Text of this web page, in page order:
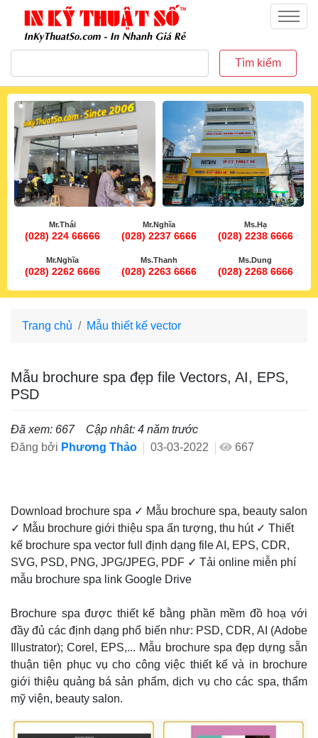
inkythuatso.com
Menu
Tìm kiếm
Mr.Thái
(028) 224 66666
Mr.Nghĩa
(028) 2237 6666
Ms.Hạ
(028) 2238 6666
Mr.Nghĩa
(028) 2262 6666
Ms.Thanh
(028) 2263 6666
Ms.Dung
(028) 2268 6666
Trang chủ Mẫu thiết kế vector
Mẫu brochure spa đẹp file Vectors, AI, EPS,
PSD
Đã xem: 667
Cập nhât: 4 năm trước
Đăng bởi Phương Thảo 03-03-2022 667
Download brochure spa ✓ Mẫu brochure spa, beauty salon
✓ Mẫu brochure giới thiệu spa ấn tượng, thu hút ✓ Thiết
kế brochure spa vector full định dạng file AI, EPS, CDR,
SVG, PSD, PNG, JPG/JPEG, PDF ✓ Tải online miễn phí
mẫu brochure spa link Google Drive
Brochure spa được thiết kế bằng phần mềm đồ hoạ với
đầy đủ các định dạng phổ biến như: PSD, CDR, AI (Adobe
Illustrator); Corel, EPS,... Mẫu brochure spa đẹp dựng sẵn
thuận tiện phục vụ cho công việc thiết kế và in brochure
giới thiệu quảng bá sản phẩm, dịch vụ cho các spa, thẩm
mỹ viện, beauty salon.